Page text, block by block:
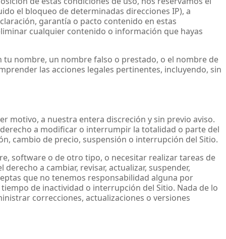
el bloqueo de determinadas direcciones IP), a
garantía o pacto contenido en estas
cualquier contenido o información que hayas
nombre, un nombre falso o prestado, o el nombre de
las acciones legales pertinentes, incluyendo, sin
motivo, a nuestra entera discreción y sin previo aviso.
a modificar o interrumpir la totalidad o parte del
cambio de precio, suspensión o interrupción del Sitio.
software o de otro tipo, o necesitar realizar tareas de
a cambiar, revisar, actualizar, suspender,
que no tenemos responsabilidad alguna por
de inactividad o interrupción del Sitio. Nada de lo
correcciones, actualizaciones o versiones